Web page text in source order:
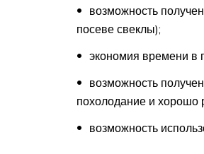
возможность
посеве свеклы);
экономия времени в
возможность
похолодание и хорошо
возможность